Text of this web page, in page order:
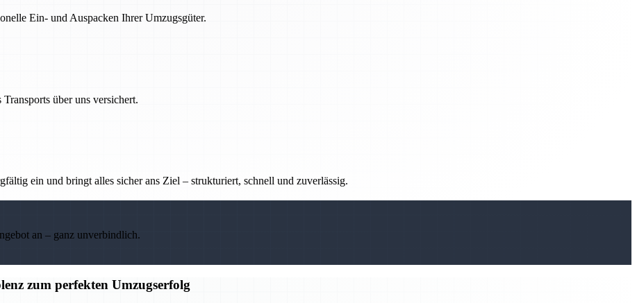
Ein- und Auspacken Ihrer Umzugsgüter.
über uns versichert.
ein und bringt alles sicher ans Ziel – strukturiert, schnell und zuverlässig.
an – ganz unverbindlich.
zum perfekten Umzugserfolg